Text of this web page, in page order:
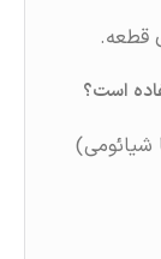
قطعه.
است؟
شیائومی)